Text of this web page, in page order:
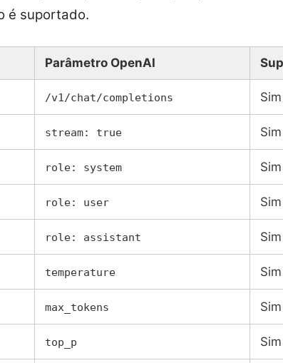
é suportado.
Parâmetro OpenAI
/v1/chat/completions Sim
stream: true Sim
role: system Sim
role: user Sim
role: assistant Sim
temperature Sim
max_tokens Sim
top_p Sim